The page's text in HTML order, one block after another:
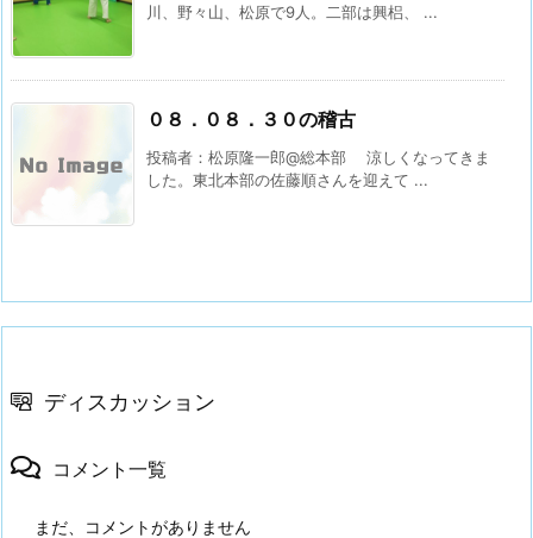
川、野々山、松原で9人。二部は興梠、 ...
０８．０８．３０の稽古
投稿者：松原隆一郎@総本部 涼しくなってきま
した。東北本部の佐藤順さんを迎えて ...
ディスカッション
コメント一覧
まだ、コメントがありません